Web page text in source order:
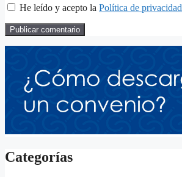
He leído y acepto la Política de privacidad
Categorías